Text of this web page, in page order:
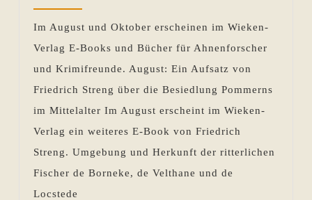
ein
Sachbuch
für
Genealogen
und
ein
Rosenheimkrimi
um
Im August und Oktober erscheinen im Wieken-
Verlag E-Books und Bücher für Ahnenforscher
und Krimifreunde. August: Ein Aufsatz von
Friedrich Streng über die Besiedlung Pommerns
im Mittelalter Im August erscheint im Wieken-
Verlag ein weiteres E-Book von Friedrich
Streng. Umgebung und Herkunft der ritterlichen
Fischer de Borneke, de Velthane und de
Locstede